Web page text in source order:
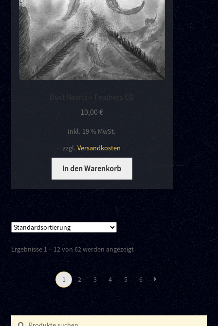
Duct Hearts – Feathers CD
10,00€
inkl. 19 % MwSt.
zzgl.Versandkosten
In den Warenkorb
Ergebnisse 1 – 12 von 62 werden angezeigt
1 2 3 4 5 6
Suchen
Suchen